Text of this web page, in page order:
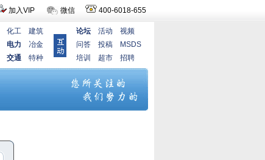
加入VIP 微信 400-6018-655
化工
建筑
电力
冶金
交通 特种
论坛 活动
视频
问答
投稿
MSDS
培训
超市 招聘